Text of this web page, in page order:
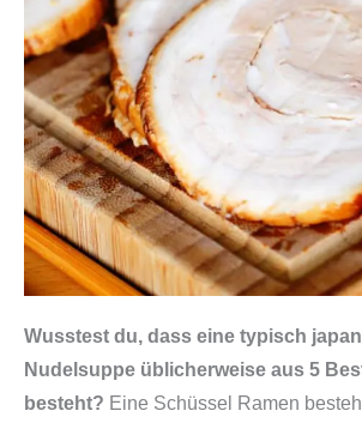
Wusstest du, dass eine typisch
Nudelsuppe üblicherweise aus 5
besteht? Eine Schüssel Ramen